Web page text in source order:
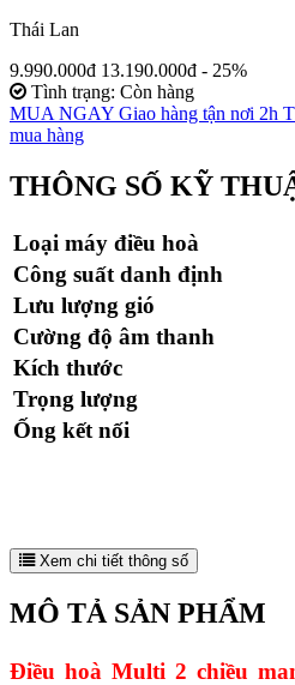
Thái Lan
9.990.000đ 13.190.000đ - 25%
Tình trạng: Còn hàng
MUA NGAY Giao hàng tận nơi 2h
mua hàng
THÔNG SỐ KỸ
Loại máy điều hoà
Công suất danh định
Lưu lượng gió
Cường độ âm thanh
Kích thước
Trọng lượng
Ống kết nối
Xem chi tiết thông số
MÔ TẢ SẢN PHẨM
Điều hoà Multi 2 chiều